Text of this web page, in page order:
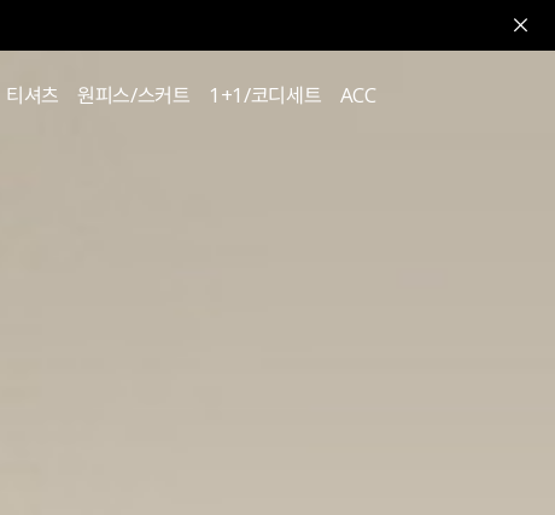
티셔츠 원피스/스커트 1+1/코디세트 ACC